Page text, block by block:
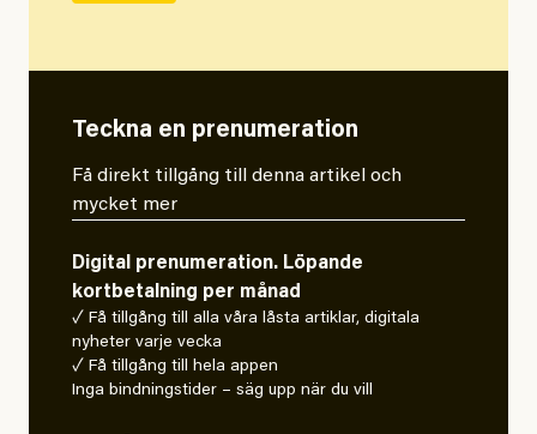
Teckna en prenumeration
Få direkt tillgång till denna artikel och
mycket mer
Digital prenumeration. Löpande
kortbetalning per månad
✓ Få tillgång till alla våra låsta artiklar, digitala
nyheter varje vecka
✓ Få tillgång till hela appen
Inga bindningstider – säg upp när du vill